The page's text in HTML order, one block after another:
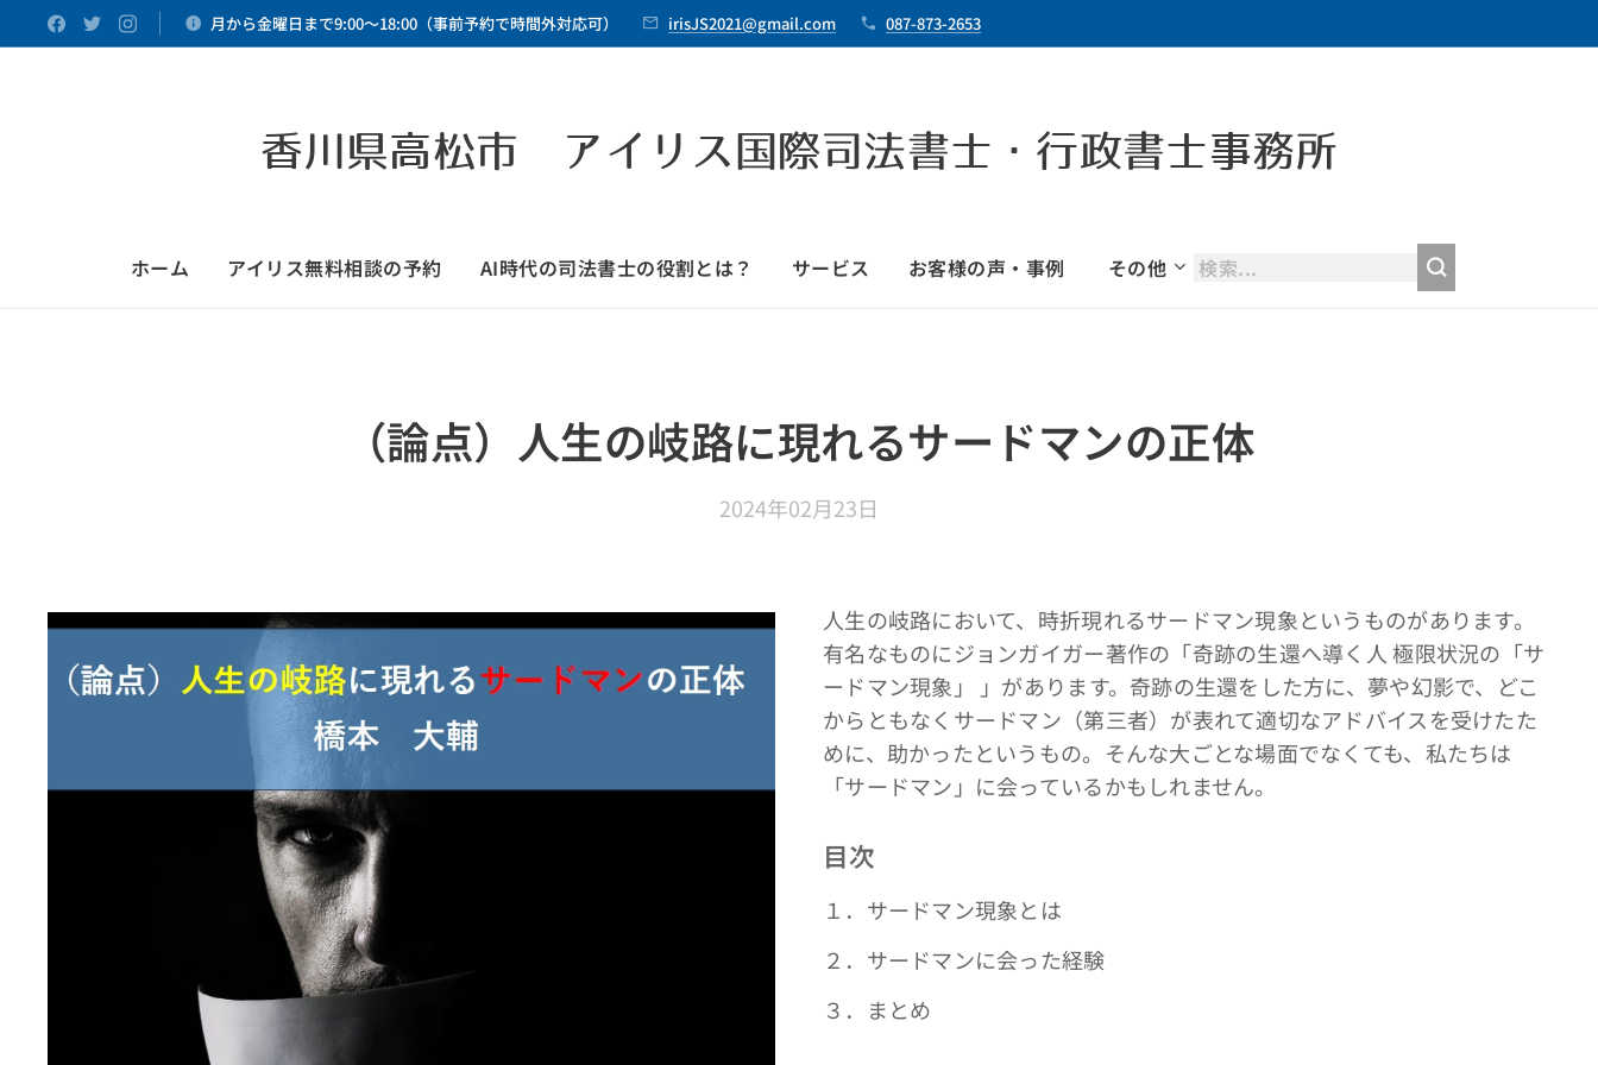
月から金曜日まで9:00～18:00（事前予約で時間外対応可） irisJS2021@gmail.com 087-873-2653
香川県高松市 アイリス国際司法書士・行政書士事務所
ホーム アイリス無料相談の予約 AI時代の司法書士の役割とは？ サービス お客様の声・事例 その他
（論点）人生の岐路に現れるサードマンの正体
2024年02月23日
人生の岐路において、時折現れるサードマン現象というものがあります。
有名なものにジョンガイガー著作の「奇跡の生還へ導く人 極限状況の「サ
ードマン現象」 」があります。奇跡の生還をした方に、夢や幻影で、どこ
からともなくサードマン（第三者）が表れて適切なアドバイスを受けたた
めに、助かったというもの。そんな大ごとな場面でなくても、私たちは
「サードマン」に会っているかもしれません。
目次
１．サードマン現象とは
２．サードマンに会った経験
３．まとめ